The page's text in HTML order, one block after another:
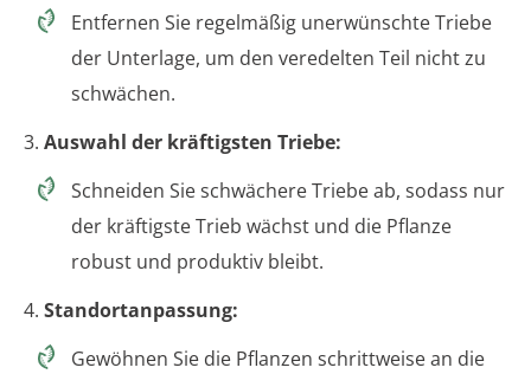
Entfernen Sie regelmäßig unerwünschte Triebe
der Unterlage, um den veredelten Teil nicht zu
schwächen.
3. Auswahl der kräftigsten Triebe:
Schneiden Sie schwächere Triebe ab, sodass nur
der kräftigste Trieb wächst und die Pflanze
robust und produktiv bleibt.
4. Standortanpassung:
Gewöhnen Sie die Pflanzen schrittweise an die